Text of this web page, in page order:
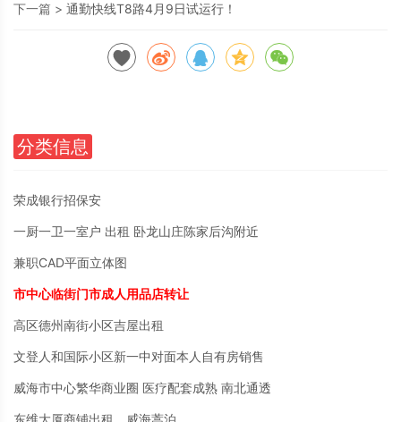
下一篇 > 通勤快线T8路4月9日试运行！
分类信息
荣成银行招保安
一厨一卫一室户 出租 卧龙山庄陈家后沟附近
兼职CAD平面立体图
市中心临街门市成人用品店转让
高区德州南街小区吉屋出租
文登人和国际小区新一中对面本人自有房销售
威海市中心繁华商业圈 医疗配套成熟 南北通透